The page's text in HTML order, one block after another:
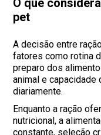
O que
pet
A decisão entre
fatores como rotina
preparo dos
animal e capacidade
diariamente.
Enquanto a ração
nutricional, a
constante, seleção